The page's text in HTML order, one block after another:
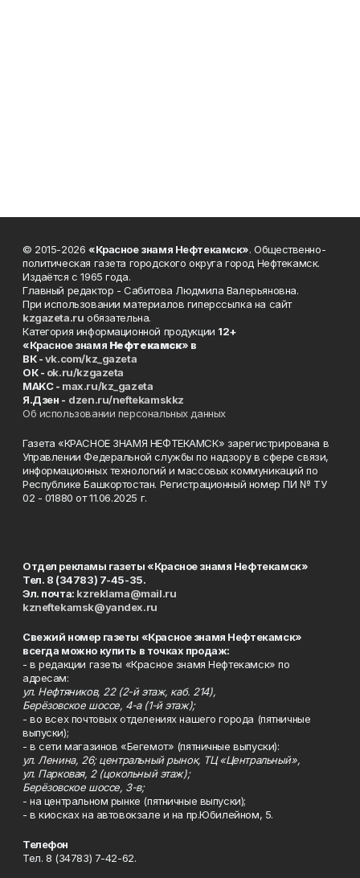
© 2015-2026 «Красное знамя Нефтекамск». Общественно-
политическая газета городского округа город Нефтекамск.
Издаётся с 1965 года.
Главный редактор - Сабитова Людмила Валерьяновна.
При использовании материалов гиперссылка на сайт
kzgazeta.ru обязательна.
Категория информационной продукции 12+
«Красное знамя Нефтекамск» в
ВК -vk.com/kz_gazeta
ОК - ok.ru/kzgazeta
MAKC - max.ru/kz_gazeta
Я.Дзен - dzen.ru/neftekamskkz
Об использовании персональных данных
Газета «КРАСНОЕ ЗНАМЯ НЕФТЕКАМСК» зарегистрирована в
Управлении Федеральной службы по надзору в сфере связи,
информационных технологий и массовых коммуникаций по
Республике Башкортостан. Регистрационный номер ПИ № ТУ
02 - 01880 от 11.06.2025 г.
Отдел рекламы газеты «Красное знамя Нефтекамск»
Тел. 8 (34783) 7-45-35.
Эл. почта: kzreklama@mail.ru
kzneftekamsk@yandex.ru
Свежий номер газеты «Красное знамя Нефтекамск»
всегда можно купить в точках продаж:
- в редакции газеты «Красное знамя Нефтекамск» по
адресам:
ул. Нефтяников, 22 (2-й этаж, каб. 214),
Берёзовское шоссе, 4-а (1-й этаж);
- во всех почтовых отделениях нашего города (пятничные
выпуски);
- в сети магазинов «Бегемот» (пятничные выпуски):
ул. Ленина, 26; центральный рынок, ТЦ «Центральный»,
ул. Парковая, 2 (цокольный этаж);
Берёзовское шоссе, 3-в;
- на центральном рынке (пятничные выпуски);
- в киосках на автовокзале и на пр.Юбилейном, 5.
Телефон
Тел. 8 (34783) 7-42-62.